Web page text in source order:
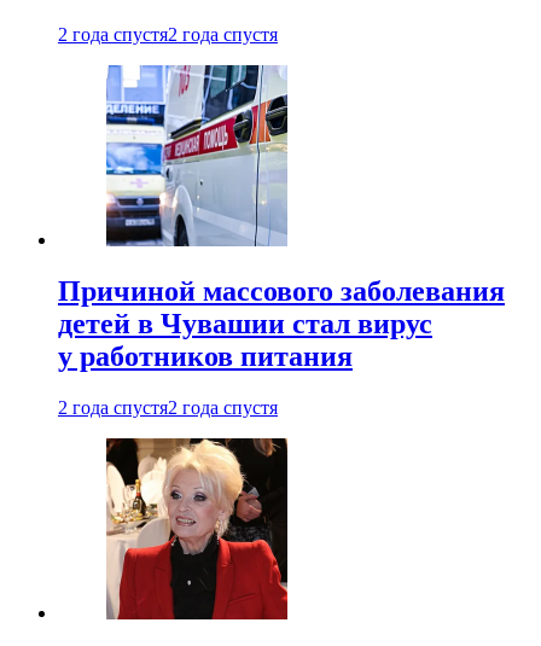
2 года спустя2 года спустя
Причиной массового заболевания
детей в Чувашии стал вирус
у работников питания
2 года спустя2 года спустя